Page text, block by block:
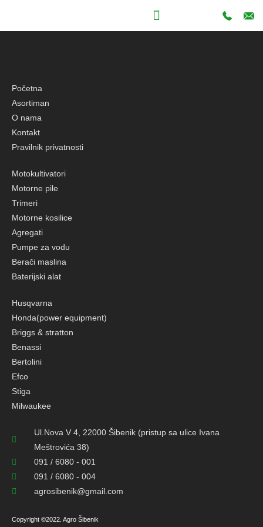
Početna
Asortiman
O nama
Kontakt
Pravilnik privatnosti
Motokultivatori
Motorne pile
Trimeri
Motorne kosilice
Agregati
Pumpe za vodu
Berači maslina
Baterijski alat
Husqvarna
Honda(power equipment)
Briggs & stratton
Benassi
Bertolini
Efco
Stiga
Milwaukee
Ul.Nova V 4, 22000 Šibenik (pristup sa ulice Ivana
Meštrovića 38)
091 / 6080 - 001
091 / 6080 - 004
agrosibenik@gmail.com
Copyright ©2022. Agro Šibenik